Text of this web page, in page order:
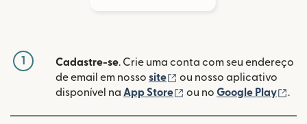
1 Cadastre-se. Crie uma conta com seu endereço
de email em nosso site (abre em uma nova
ou nosso aplicativo
disponível na App Store (abre em uma nova
ou no Google Play .